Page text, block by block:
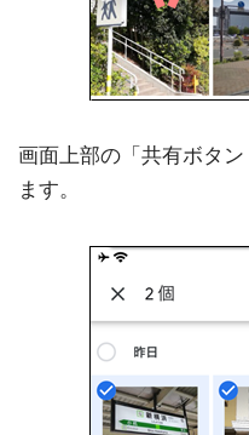
画面上部の「共有ボタ
ます。